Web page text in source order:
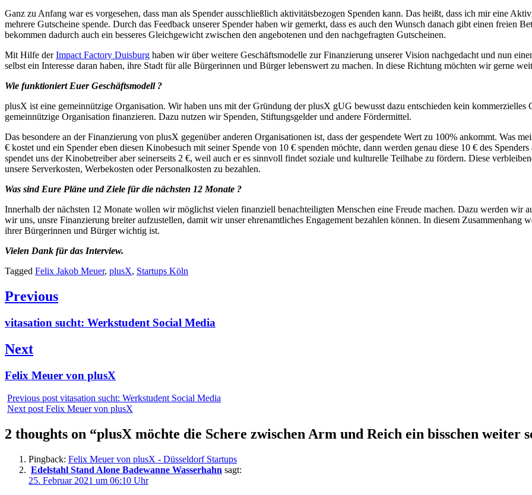
Ganz zu Anfang war es vorgesehen, dass man als Spender ausschließlich aktivitätsbezogen Spenden kann. Das heißt, dass ich mir eine
mehrere Gutscheine spende. Durch das Feedback unserer Spender haben wir gemerkt, dass es auch den Wunsch danach gibt einen freien
bekommen dadurch auch ein besseres Gleichgewicht zwischen den angebotenen und den nachgefragten Gutscheinen.
Mit Hilfe derImpact Factory Duisburg haben wir über weitere Geschäftsmodelle zur Finanzierung unserer Vision nachgedacht und nun
selbst ein Interesse daran haben, ihre Stadt für alle Bürgerinnen und Bürger lebenswert zu machen. In diese Richtung möchten wir gerne
Wie funktioniert Euer Geschäftsmodell ?
plusX ist eine gemeinnützige Organisation. Wir haben uns mit der Gründung der plusX gUG bewusst dazu entschieden kein kommerzielles
gemeinnützige Organisation finanzieren. Dazu nutzen wir Spenden, Stiftungsgelder und andere Fördermittel.
Das besondere an der Finanzierung von plusX gegenüber anderen Organisationen ist, dass der gespendete Wert zu 100% ankommt. Was
€ kostet und ein Spender eben diesen Kinobesuch mit seiner Spende von 10 € spenden möchte, dann werden genau diese 10 € des
spendet uns der Kinobetreiber aber seinerseits 2 €, weil auch er es sinnvoll findet soziale und kulturelle Teilhabe zu fördern. Diese
unsere Serverkosten, Werbekosten oder Personalkosten zu bezahlen.
Was sind Eure Pläne und Ziele für die nächsten 12 Monate ?
Innerhalb der nächsten 12 Monate wollen wir möglichst vielen finanziell benachteiligten Menschen eine Freude machen. Dazu werden wir
wir uns, unsre Finanzierung breiter aufzustellen, damit wir unser ehrenamtliches Engagement bezahlen können. In diesem
ihrer Bürgerinnen und Bürger wichtig ist.
Vielen Dank für das Interview.
Tagged Felix Jakob Meuer, plusX, Startups Köln
Beitragsnavigation
Previous
Previous
vitasation sucht: Werkstudent Social Media
Next
Next
Felix Meuer von plusX
Previous post vitasation sucht: Werkstudent Social Media
Next post Felix Meuer von plusX
2 thoughts on “plusX möchte die Schere zwischen Arm und Reich ein bisschen weiter
Pingback: Felix Meuer von plusX - Düsseldorf Startups
Edelstahl Stand Alone Badewanne Wasserhahn sagt:
25. Februar 2021 um 06:10 Uhr